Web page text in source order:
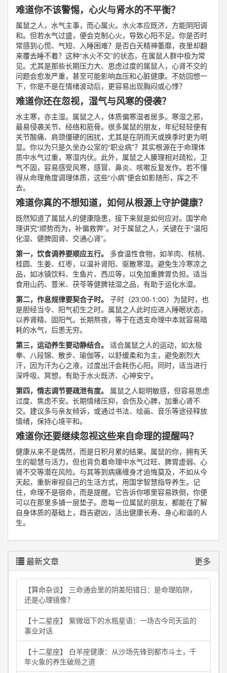
难道你不该警惕，心火与肾水的不平衡？
属鼠之人，水气主事，而心属火。水火本应既济，方能阴阳调
和。但若水气过盛，便会克制心火，导致心阳不足。你是否时
常感到心慌、气短、入睡困难？是否白天精神萎靡，夜里却翻
来覆去睡不着？这种“水火不交”的状态，在属鼠人群中极为常
见。尤其是那些长期压力大、思虑过度的属鼠人，心肾不交的
问题会愈发严重，甚至可能影响血压和心脏健康。不妨回想一
下，你是不是在情绪波动后，更容易出现胸闷或心悸？
难道你还在忽视，湿气与风寒的侵袭？
水主寒，亦主湿。属鼠之人，体质偏寒湿者居多。寒湿之邪，
最易侵袭关节、经络和筋骨。很多属鼠的朋友，年纪轻轻便有
关节酸痛、肩颈僵硬的困扰，尤其是在阴雨天或换季时更为明
显。你以为只是久坐办公室的“职业病”？其实根源在于命理体
质中水气过重，寒湿内伏。此外，属鼠之人腠理相对疏松，卫
气不固，容易感受风寒，感冒、鼻炎、咳嗽反复发作。若不懂
得从命理角度调理体质，这些“小病”便会如影随形，挥之不
去。
难道你真的不想知道，如何从根源上守护健康？
既然知道了属鼠人的健康隐患，接下来就是如何应对。国学命
理讲究“顺势而为，补偏救弊”。对于属鼠之人，关键在于“温阳
化湿、健脾固肾、交通心肾”。
第一，饮食调养要顺应五行。
多食温性食物，如羊肉、核桃、
桂圆、生姜、红枣，以温补肾阳、驱散寒湿。避免生冷寒凉之
品，如冰镇饮料、生鱼片、西瓜等，以免加重脾胃负担。适当
食用山药、薏米、茯苓等健脾祛湿之品，有助于运化水湿。
第二，作息规律要契合子时。 子时（23:00-1:00）为鼠时，也
是胆经当令、阳气初生之时。属鼠之人此时应进入睡眠状态，
以养肾精、固阳气。长期熬夜，等于在透支命理中本就容易暗
耗的水气，后患无穷。
第三，运动养生要动静结合。 适合属鼠之人的运动，如太极
拳、八段锦、散步、瑜伽等，以舒缓柔和为主，避免剧烈大
汗，因为汗为心之液，过度出汗会耗伤心阳。同时，适当进行
深呼吸、冥想，有助于水火既济、心神安宁。
第四，情志调节要疏泄有度。
属鼠之人聪明敏感，但容易思虑
过度、焦虑不安。长期情绪压抑，会伤及心脾，加重心肾不
交。建议多与亲友倾诉，或通过书法、绘画、音乐等途径释放
情绪，保持心境平和。
难道你还要继续忽视这些来自命理的提醒吗？
健康从来不是偶然，而是日积月累的结果。属鼠的你，拥有天
生的聪慧与活力，但也背负着命理中水气过旺、脾胃虚弱、心
肾不交等潜在风险。与其等到病痛缠身才追悔莫及，不如从今
天起，重新审视自己的生活方式，用国学智慧指导养生。记
住，命理不是宿命，而是提醒。它告诉你哪里容易跌倒，你便
可以在那里多铺一层垫子。愿每一位属鼠的朋友，都能在了解
自身体质的基础上，趋吉避凶，活出健康长寿、身心和谐的人
生。
最新文章 更多
【算命杂谈】 三命通会里的阴差阳错日：是命理陷阱，
还是心理镜像？
【十二星座】 紫微垣下的水瓶星语：一场古今司天监的
事业对话
【十二星座】 白羊座健康：从沙场先锋到都市斗士，千
年火象的养生破局之道